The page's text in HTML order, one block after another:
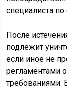
специалиста по
После
подлежит
если иное не
регламентами
требованиями.